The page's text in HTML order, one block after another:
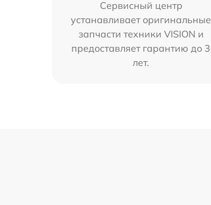
Сервисный центр
устанавливает оригинальные
запчасти техники VISION и
предоставляет гарантию до 3
лет.